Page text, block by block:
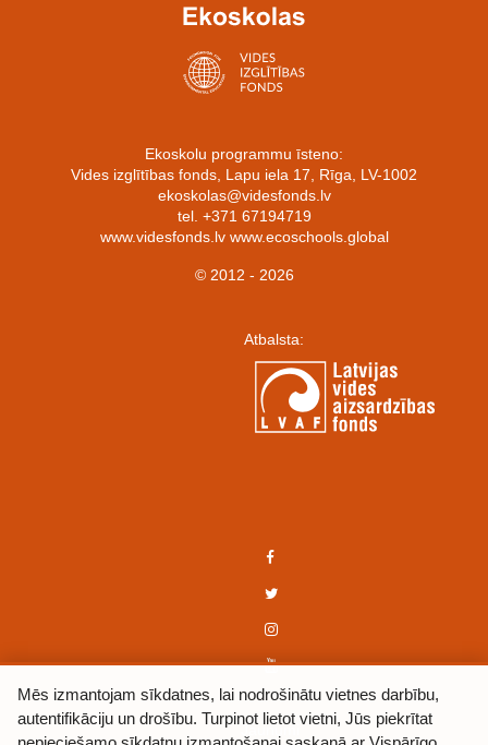
Ekoskolu programmu īsteno:
Vides izglītības fonds, Lapu iela 17, Rīga, LV-1002
ekoskolas@videsfonds.lv
tel. +371 67194719
www.videsfonds.lv www.ecoschools.global
© 2012 - 2026
Atbalsta:
Mēs izmantojam sīkdatnes, lai nodrošinātu vietnes darbību,
autentifikāciju un drošību. Turpinot lietot vietni, Jūs piekrītat